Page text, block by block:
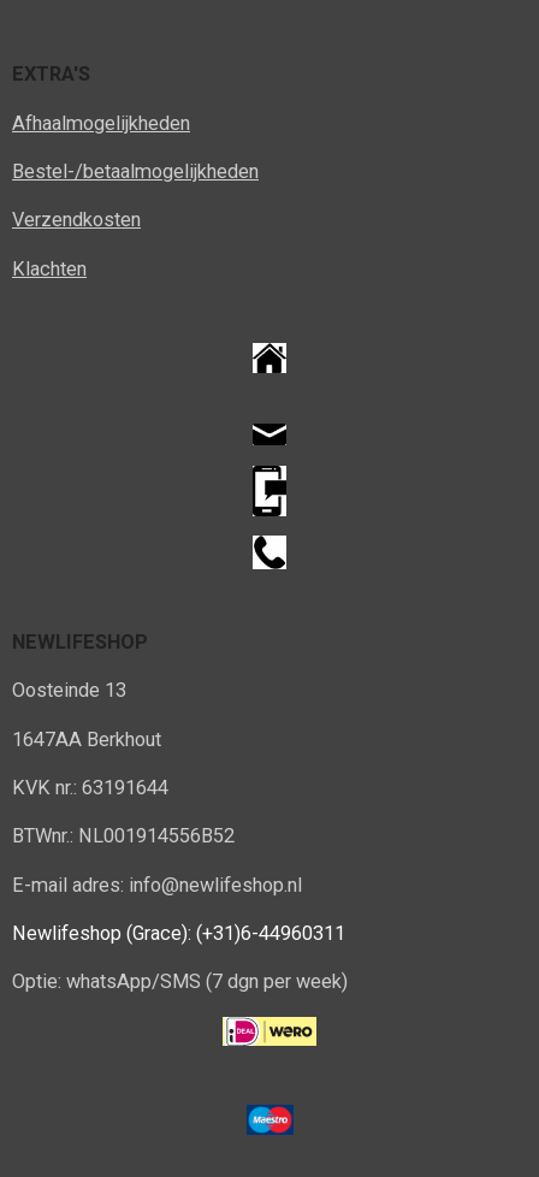
EXTRA'S
Afhaalmogelijkheden
Bestel-/betaalmogelijkheden
Verzendkosten
Klachten
NEWLIFESHOP
Oosteinde 13
1647AA Berkhout
KVK nr.: 63191644
BTWnr.: NL001914556B52
E-mail adres: info@newlifeshop.nl
Newlifeshop (Grace): (+31)6-44960311
Optie: whatsApp/SMS (7 dgn per week)